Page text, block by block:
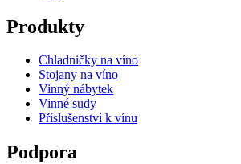
Produkty
Chladničky na víno
Stojany na víno
Vinný nábytek
Vinné sudy
Příslušenství k vínu
Podpora